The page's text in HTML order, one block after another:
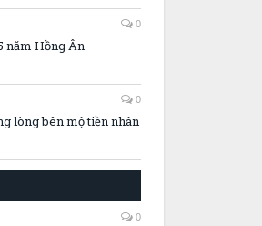
0
năm Hồng Ân
0
lòng bên mộ tiền nhân
0